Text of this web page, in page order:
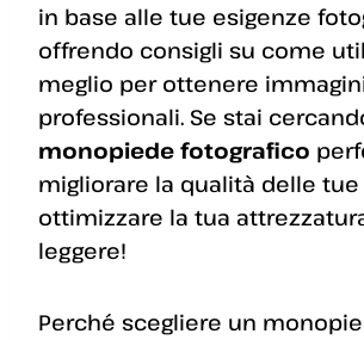
in base alle tue esigenze
offrendo consigli su come
meglio per ottenere
professionali. Se stai
monopiede fotografico
migliorare la qualità delle
ottimizzare la tua
leggere!
Perché scegliere un